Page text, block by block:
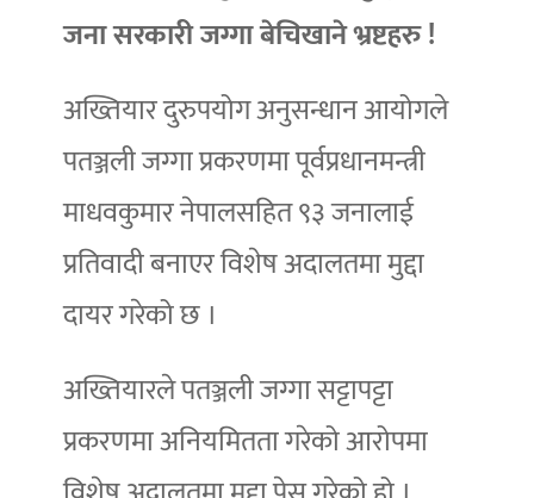
जना सरकारी जग्गा बेचिखाने भ्रष्टहरु !
अख्तियार दुरुपयोग अनुसन्धान आयोगले
पतञ्जली जग्गा प्रकरणमा पूर्वप्रधानमन्त्री
माधवकुमार नेपालसहित ९३ जनालाई
प्रतिवादी बनाएर विशेष अदालतमा मुद्दा
दायर गरेको छ ।
अख्तियारले पतञ्जली जग्गा सट्टापट्टा
प्रकरणमा अनियमितता गरेको आरोपमा